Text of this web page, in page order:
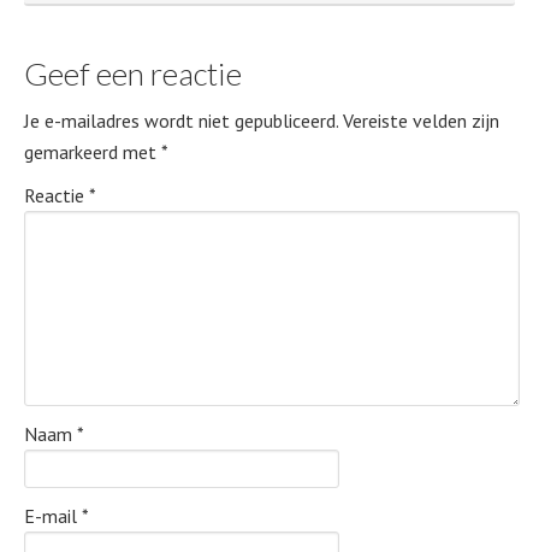
Geef een reactie
Je e-mailadres wordt niet gepubliceerd. Vereiste velden zijn
gemarkeerd met *
Reactie *
Naam *
E-mail *